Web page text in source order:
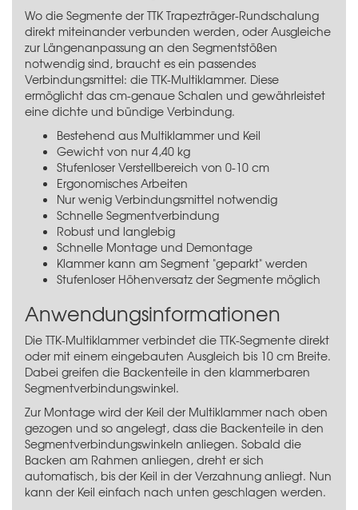
Wo die Segmente der TTK Trapezträger-Rundschalung
direkt miteinander verbunden werden, oder Ausgleiche
zur Längenanpassung an den Segmentstößen
notwendig sind, braucht es ein passendes
Verbindungsmittel: die TTK-Multiklammer. Diese
ermöglicht das cm-genaue Schalen und gewährleistet
eine dichte und bündige Verbindung.
Bestehend aus Multiklammer und Keil
Gewicht von nur 4,40 kg
Stufenloser Verstellbereich von 0-10 cm
Ergonomisches Arbeiten
Nur wenig Verbindungsmittel notwendig
Schnelle Segmentverbindung
Robust und langlebig
Schnelle Montage und Demontage
Klammer kann am Segment "geparkt" werden
Stufenloser Höhenversatz der Segmente möglich
Anwendungsinformationen
Die TTK-Multiklammer verbindet die TTK-Segmente direkt
oder mit einem eingebauten Ausgleich bis 10 cm Breite.
Dabei greifen die Backenteile in den klammerbaren
Segmentverbindungswinkel.
Zur Montage wird der Keil der Multiklammer nach oben
gezogen und so angelegt, dass die Backenteile in den
Segmentverbindungswinkeln anliegen. Sobald die
Backen am Rahmen anliegen, dreht er sich
automatisch, bis der Keil in der Verzahnung anliegt. Nun
kann der Keil einfach nach unten geschlagen werden.